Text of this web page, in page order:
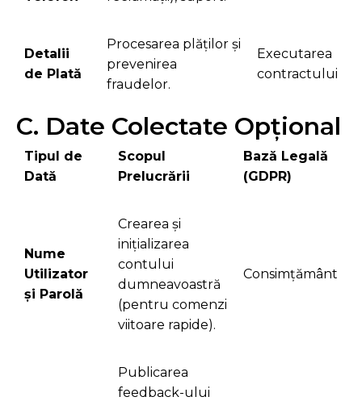
Detalii
de Plată
Procesarea plăților și
prevenirea
fraudelor.
Executarea
contractului
C. Date Colectate Opțional
Tipul de
Dată
Scopul
Prelucrării
Bază Legală
(GDPR)
Nume
Utilizator
și Parolă
Crearea și
inițializarea
contului
dumneavoastră
(pentru comenzi
viitoare rapide).
Consimțământ
Publicarea
feedback-ului